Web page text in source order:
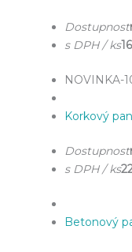
Dostupnost
s DPH / ks
NOVINKA-
Korkový
Dostupnost
s DPH / ks
Betonový